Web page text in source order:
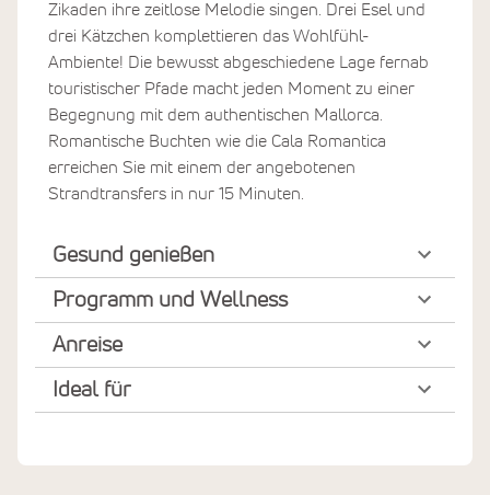
Zikaden ihre zeitlose Melodie singen. Drei Esel und
drei Kätzchen komplettieren das Wohlfühl-
Ambiente! Die bewusst abgeschiedene Lage fernab
touristischer Pfade macht jeden Moment zu einer
Begegnung mit dem authentischen Mallorca.
Romantische Buchten wie die Cala Romantica
erreichen Sie mit einem der angebotenen
Strandtransfers in nur 15 Minuten.
Gesund genießen
Programm und Wellness
Anreise
Ideal für